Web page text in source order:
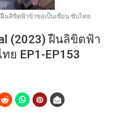
ฝืนลิขิตฟ้าข้าขอเป็นเซียน ซับไทย
(2023) ฝืนลิขิตฟ้า
ย EP1-EP153